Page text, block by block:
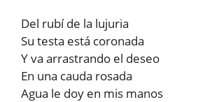
Del rubí de la lujuria
Su testa está coronada
Y va arrastrando el deseo
En una cauda rosada
Agua le doy en mis manos